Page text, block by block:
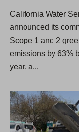
California Water
announced its
Scope 1 and 2
emissions by 63%
year, a...
Renovación de infraestructura de agua en Mountain View